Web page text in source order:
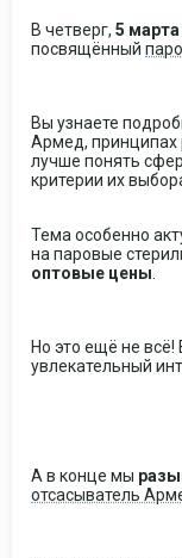
В четверг, 5 марта
посвящённый
Вы узнаете
Армед, принципах
лучше понять
критерии их
Тема особенно
на паровые
оптовые цены
Но это ещё не
увлекательный
А в конце мы
отсасыватель